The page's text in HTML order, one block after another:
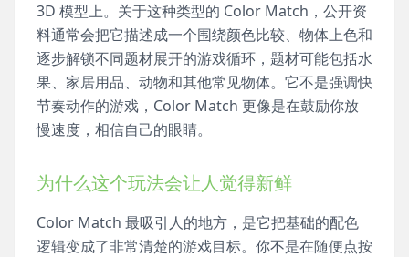
3D 模型上。关于这种类型的 Color Match，公开资
料通常会把它描述成一个围绕颜色比较、物体上色和
逐步解锁不同题材展开的游戏循环，题材可能包括水
果、家居用品、动物和其他常见物体。它不是强调快
节奏动作的游戏，Color Match 更像是在鼓励你放
慢速度，相信自己的眼睛。
为什么这个玩法会让人觉得新鲜
Color Match 最吸引人的地方，是它把基础的配色
逻辑变成了非常清楚的游戏目标。你不是在随便点按